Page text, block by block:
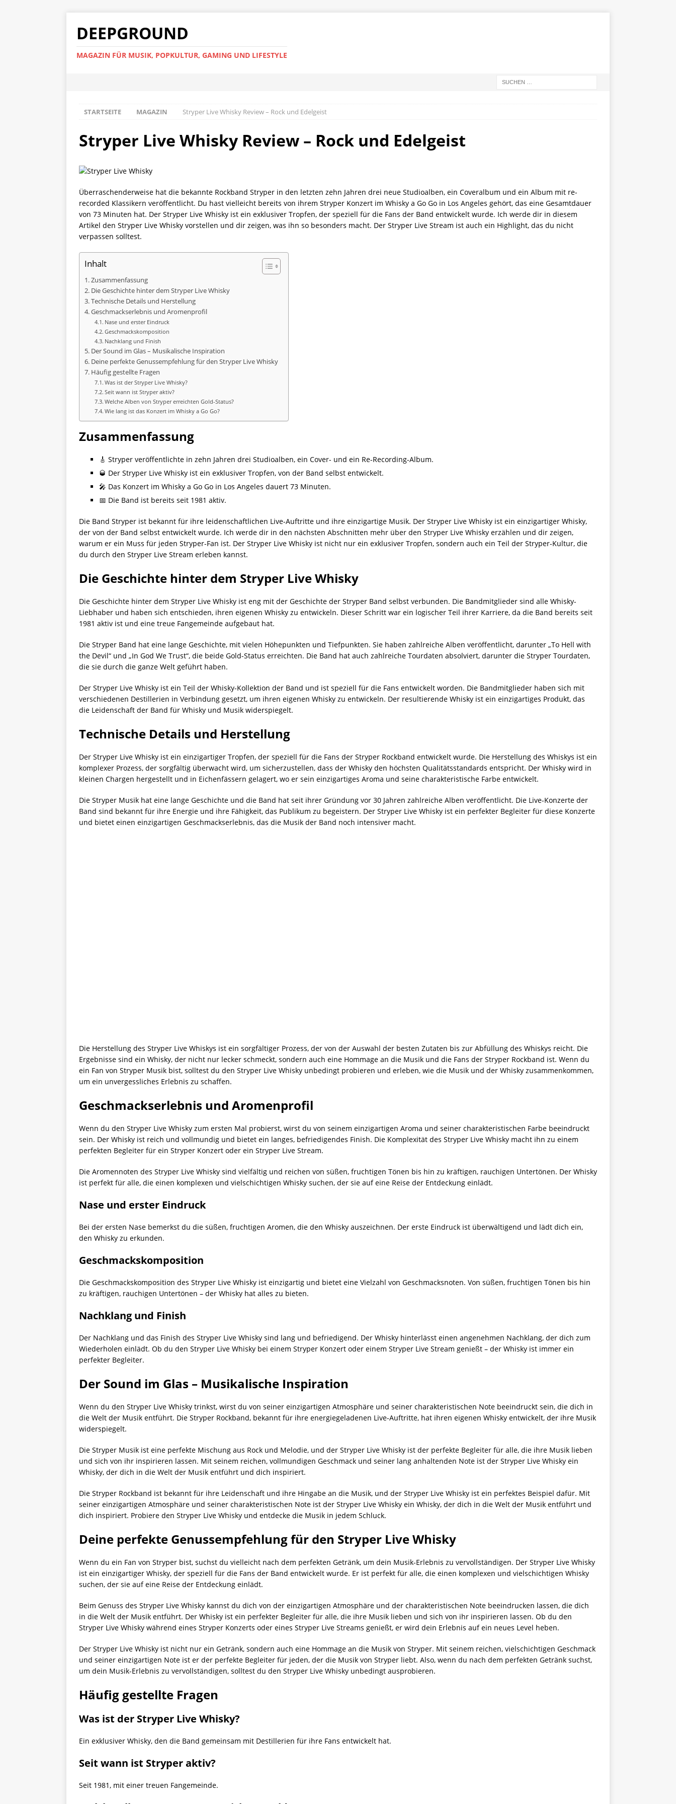
DEEPGROUND
MAGAZIN FÜR MUSIK, POPKULTUR, GAMING UND LIFESTYLE
STARTSEITE MAGAZIN Stryper Live Whisky Review – Rock und Edelgeist
Stryper Live Whisky Review – Rock und Edelgeist
Überraschenderweise hat die bekannte Rockband Stryper in den letzten zehn Jahren drei neue Studioalben, ein Coveralbum und ein Album mit re-
recorded Klassikern veröffentlicht. Du hast vielleicht bereits von ihrem Stryper Konzert im Whisky a Go Go in Los Angeles gehört, das eine Gesamtdauer
von 73 Minuten hat. Der Stryper Live Whisky ist ein exklusiver Tropfen, der speziell für die Fans der Band entwickelt wurde. Ich werde dir in diesem
Artikel den Stryper Live Whisky vorstellen und dir zeigen, was ihn so besonders macht. Der Stryper Live Stream ist auch ein Highlight, das du nicht
verpassen solltest.
Inhalt
Zusammenfassung
Die Geschichte hinter dem Stryper Live Whisky
Technische Details und Herstellung
Geschmackserlebnis und Aromenprofil
Nase und erster Eindruck
Geschmackskomposition
Nachklang und Finish
Der Sound im Glas – Musikalische Inspiration
Deine perfekte Genussempfehlung für den Stryper Live Whisky
Häufig gestellte Fragen
Was ist der Stryper Live Whisky?
Seit wann ist Stryper aktiv?
Welche Alben von Stryper erreichten Gold-Status?
Wie lang ist das Konzert im Whisky a Go Go?
Zusammenfassung
🎸 Stryper veröffentlichte in zehn Jahren drei Studioalben, ein Cover- und ein Re-Recording-Album.
🥃 Der Stryper Live Whisky ist ein exklusiver Tropfen, von der Band selbst entwickelt.
🎤 Das Konzert im Whisky a Go Go in Los Angeles dauert 73 Minuten.
📅 Die Band ist bereits seit 1981 aktiv.
Die Band Stryper ist bekannt für ihre leidenschaftlichen Live-Auftritte und ihre einzigartige Musik. Der Stryper Live Whisky ist ein einzigartiger Whisky,
der von der Band selbst entwickelt wurde. Ich werde dir in den nächsten Abschnitten mehr über den Stryper Live Whisky erzählen und dir zeigen,
warum er ein Muss für jeden Stryper-Fan ist. Der Stryper Live Whisky ist nicht nur ein exklusiver Tropfen, sondern auch ein Teil der Stryper-Kultur, die
du durch den Stryper Live Stream erleben kannst.
Die Geschichte hinter dem Stryper Live Whisky
Die Geschichte hinter dem Stryper Live Whisky ist eng mit der Geschichte der Stryper Band selbst verbunden. Die Bandmitglieder sind alle Whisky-
Liebhaber und haben sich entschieden, ihren eigenen Whisky zu entwickeln. Dieser Schritt war ein logischer Teil ihrer Karriere, da die Band bereits seit
1981 aktiv ist und eine treue Fangemeinde aufgebaut hat.
Die Stryper Band hat eine lange Geschichte, mit vielen Höhepunkten und Tiefpunkten. Sie haben zahlreiche Alben veröffentlicht, darunter „To Hell with
the Devil“ und „In God We Trust“, die beide Gold-Status erreichten. Die Band hat auch zahlreiche Tourdaten absolviert, darunter die Stryper Tourdaten,
die sie durch die ganze Welt geführt haben.
Der Stryper Live Whisky ist ein Teil der Whisky-Kollektion der Band und ist speziell für die Fans entwickelt worden. Die Bandmitglieder haben sich mit
verschiedenen Destillerien in Verbindung gesetzt, um ihren eigenen Whisky zu entwickeln. Der resultierende Whisky ist ein einzigartiges Produkt, das
die Leidenschaft der Band für Whisky und Musik widerspiegelt.
Technische Details und Herstellung
Der Stryper Live Whisky ist ein einzigartiger Tropfen, der speziell für die Fans der Stryper Rockband entwickelt wurde. Die Herstellung des Whiskys ist ein
komplexer Prozess, der sorgfältig überwacht wird, um sicherzustellen, dass der Whisky den höchsten Qualitätsstandards entspricht. Der Whisky wird in
kleinen Chargen hergestellt und in Eichenfässern gelagert, wo er sein einzigartiges Aroma und seine charakteristische Farbe entwickelt.
Die Stryper Musik hat eine lange Geschichte und die Band hat seit ihrer Gründung vor 30 Jahren zahlreiche Alben veröffentlicht. Die Live-Konzerte der
Band sind bekannt für ihre Energie und ihre Fähigkeit, das Publikum zu begeistern. Der Stryper Live Whisky ist ein perfekter Begleiter für diese Konzerte
und bietet einen einzigartigen Geschmackserlebnis, das die Musik der Band noch intensiver macht.
Die Herstellung des Stryper Live Whiskys ist ein sorgfältiger Prozess, der von der Auswahl der besten Zutaten bis zur Abfüllung des Whiskys reicht. Die
Ergebnisse sind ein Whisky, der nicht nur lecker schmeckt, sondern auch eine Hommage an die Musik und die Fans der Stryper Rockband ist. Wenn du
ein Fan von Stryper Musik bist, solltest du den Stryper Live Whisky unbedingt probieren und erleben, wie die Musik und der Whisky zusammenkommen,
um ein unvergessliches Erlebnis zu schaffen.
Geschmackserlebnis und Aromenprofil
Wenn du den Stryper Live Whisky zum ersten Mal probierst, wirst du von seinem einzigartigen Aroma und seiner charakteristischen Farbe beeindruckt
sein. Der Whisky ist reich und vollmundig und bietet ein langes, befriedigendes Finish. Die Komplexität des Stryper Live Whisky macht ihn zu einem
perfekten Begleiter für ein Stryper Konzert oder ein Stryper Live Stream.
Die Aromennoten des Stryper Live Whisky sind vielfältig und reichen von süßen, fruchtigen Tönen bis hin zu kräftigen, rauchigen Untertönen. Der Whisky
ist perfekt für alle, die einen komplexen und vielschichtigen Whisky suchen, der sie auf eine Reise der Entdeckung einlädt.
Nase und erster Eindruck
Bei der ersten Nase bemerkst du die süßen, fruchtigen Aromen, die den Whisky auszeichnen. Der erste Eindruck ist überwältigend und lädt dich ein,
den Whisky zu erkunden.
Geschmackskomposition
Die Geschmackskomposition des Stryper Live Whisky ist einzigartig und bietet eine Vielzahl von Geschmacksnoten. Von süßen, fruchtigen Tönen bis hin
zu kräftigen, rauchigen Untertönen – der Whisky hat alles zu bieten.
Nachklang und Finish
Der Nachklang und das Finish des Stryper Live Whisky sind lang und befriedigend. Der Whisky hinterlässt einen angenehmen Nachklang, der dich zum
Wiederholen einlädt. Ob du den Stryper Live Whisky bei einem Stryper Konzert oder einem Stryper Live Stream genießt – der Whisky ist immer ein
perfekter Begleiter.
Der Sound im Glas – Musikalische Inspiration
Wenn du den Stryper Live Whisky trinkst, wirst du von seiner einzigartigen Atmosphäre und seiner charakteristischen Note beeindruckt sein, die dich in
die Welt der Musik entführt. Die Stryper Rockband, bekannt für ihre energiegeladenen Live-Auftritte, hat ihren eigenen Whisky entwickelt, der ihre Musik
widerspiegelt.
Die Stryper Musik ist eine perfekte Mischung aus Rock und Melodie, und der Stryper Live Whisky ist der perfekte Begleiter für alle, die ihre Musik lieben
und sich von ihr inspirieren lassen. Mit seinem reichen, vollmundigen Geschmack und seiner lang anhaltenden Note ist der Stryper Live Whisky ein
Whisky, der dich in die Welt der Musik entführt und dich inspiriert.
Die Stryper Rockband ist bekannt für ihre Leidenschaft und ihre Hingabe an die Musik, und der Stryper Live Whisky ist ein perfektes Beispiel dafür. Mit
seiner einzigartigen Atmosphäre und seiner charakteristischen Note ist der Stryper Live Whisky ein Whisky, der dich in die Welt der Musik entführt und
dich inspiriert. Probiere den Stryper Live Whisky und entdecke die Musik in jedem Schluck.
Deine perfekte Genussempfehlung für den Stryper Live Whisky
Wenn du ein Fan von Stryper bist, suchst du vielleicht nach dem perfekten Getränk, um dein Musik-Erlebnis zu vervollständigen. Der Stryper Live Whisky
ist ein einzigartiger Whisky, der speziell für die Fans der Band entwickelt wurde. Er ist perfekt für alle, die einen komplexen und vielschichtigen Whisky
suchen, der sie auf eine Reise der Entdeckung einlädt.
Beim Genuss des Stryper Live Whisky kannst du dich von der einzigartigen Atmosphäre und der charakteristischen Note beeindrucken lassen, die dich
in die Welt der Musik entführt. Der Whisky ist ein perfekter Begleiter für alle, die ihre Musik lieben und sich von ihr inspirieren lassen. Ob du den
Stryper Live Whisky während eines Stryper Konzerts oder eines Stryper Live Streams genießt, er wird dein Erlebnis auf ein neues Level heben.
Der Stryper Live Whisky ist nicht nur ein Getränk, sondern auch eine Hommage an die Musik von Stryper. Mit seinem reichen, vielschichtigen Geschmack
und seiner einzigartigen Note ist er der perfekte Begleiter für jeden, der die Musik von Stryper liebt. Also, wenn du nach dem perfekten Getränk suchst,
um dein Musik-Erlebnis zu vervollständigen, solltest du den Stryper Live Whisky unbedingt ausprobieren.
Häufig gestellte Fragen
Was ist der Stryper Live Whisky?
Ein exklusiver Whisky, den die Band gemeinsam mit Destillerien für ihre Fans entwickelt hat.
Seit wann ist Stryper aktiv?
Seit 1981, mit einer treuen Fangemeinde.